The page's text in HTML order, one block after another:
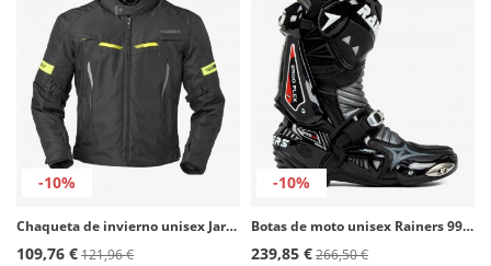
-10%
Chaqueta de invierno unisex Jarama plus color negro y fluor de Rainers
109,76 €121,96 €
-10%
Botas de moto unisex Rainers 999 negro
239,85 €266,50 €